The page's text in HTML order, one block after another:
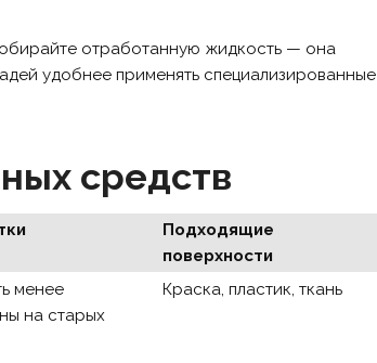
отработанную жидкость — она
удобнее применять специализированные
средств
Подходящие
поверхности
менее
на старых
Краска, пластик, ткань